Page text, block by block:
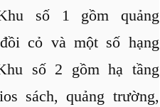
số 1 gồm quảng
cỏ và một số hạng
số 2 gồm hạ tầng
sách, quảng trường,